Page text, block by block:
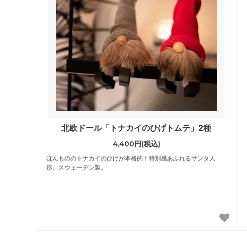
北欧ドール「トナカイのひげトムテ」2種
4,400円(税込)
ほんもののトナカイのひげが本格的！特別感あふれるサンタ人
形。スウェーデン製。